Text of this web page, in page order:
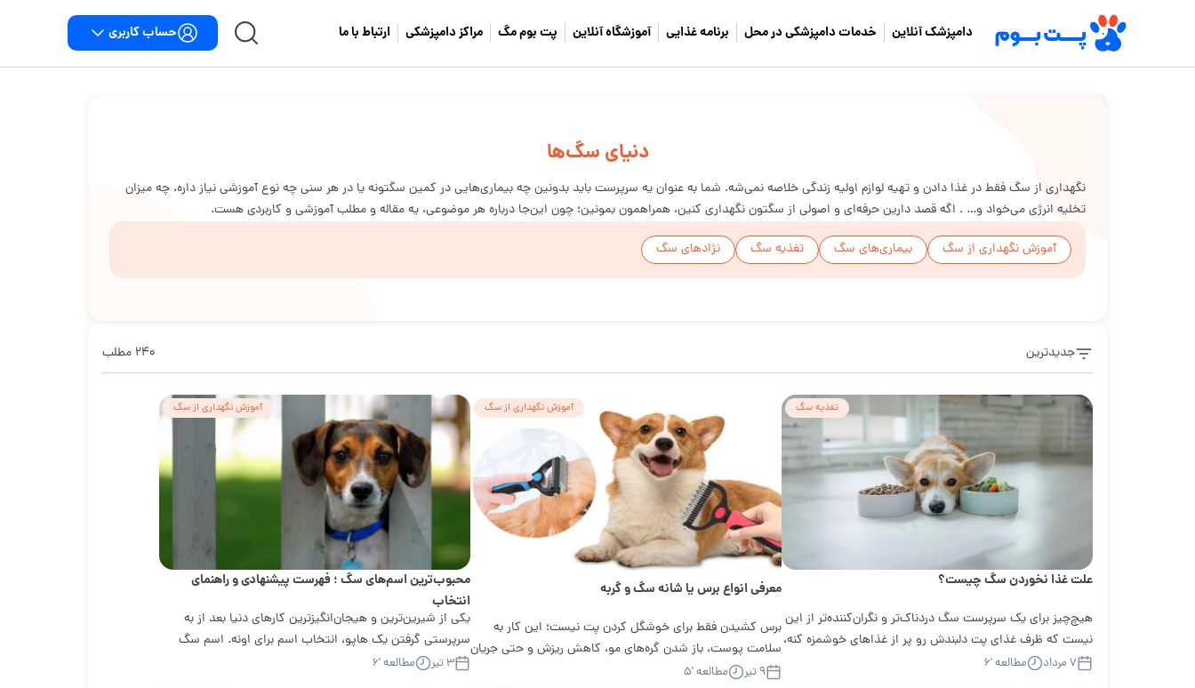
دامپزشک آنلاین خدمات دامپزشکی در محل برنامه غذایی آموزشگاه آنلاین پت بوم مگ مراکز دامپزشکی ارتباط با ما حساب کاربری
دنیای سگ‌ها
نگهداری از سگ فقط در غذا دادن و تهیه لوازم اولیه زندگی خلاصه نمی‌شه. شما به عنوان یه سرپرست باید بدونین چه بیماری‌هایی در کمین سگتونه یا در هر سنی چه نوع آموزشی نیاز داره، چه میزان
تخلیه انرژی می‌خواد و… . اگه قصد دارین حرفه‌ای و اصولی از سگتون نگهداری کنین، همراهمون بمونین؛ چون این‌جا درباره هر موضوعی، یه مقاله و مطلب آموزشی و کاربردی هست.
آموزش نگهداری از سگ بیماری‌های سگ تغذیه سگ نژادهای سگ
جدیدترین ۲۴۰ مطلب
تغذیه سگ
علت غذا نخوردن سگ چیست؟
هیچ‌چیز برای یک سرپرست سگ دردناک‌تر و نگران‌کننده‌تر از این
نیست که ظرف غذای پت دلبندش رو پر از غذاهای خوشمزه کنه،
اما ببینه...
۷ مرداد مطالعه '۶
آموزش نگهداری از سگ
معرفی انواع برس یا شانه سگ و گربه
برس کشیدن فقط برای خوشگل کردن پت نیست؛ این کار به
سلامت پوست، باز شدن گره‌های مو، کاهش ریزش و حتی جریان
بهتر خون...
۹ تیر مطالعه '۵
آموزش نگهداری از سگ
محبوب‌ترین اسم‌های سگ ؛ فهرست پیشنهادی و راهنمای
انتخاب
یکی از شیرین‌ترین و هیجان‌انگیزترین کارهای دنیا بعد از به
سرپرستی گرفتن یک هاپو، انتخاب اسم برای اونه. اسم سگ
شما خیلی فراتر از...
۳ تیر مطالعه '۶